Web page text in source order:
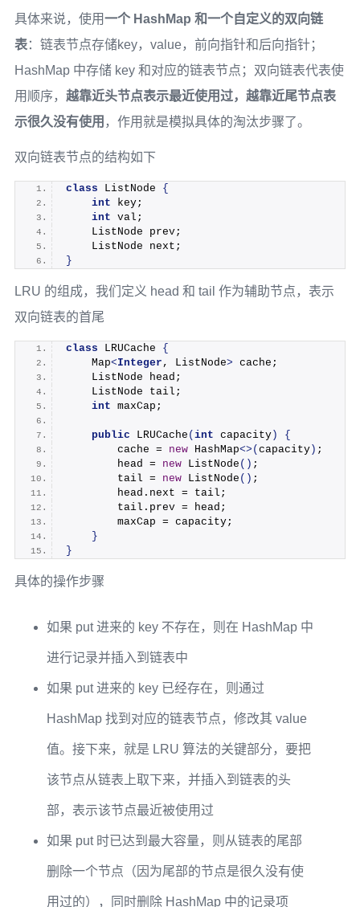
具体来说，使用一个 HashMap 和一个自定义的双向链
表：链表节点存储key，value，前向指针和后向指针；
HashMap 中存储 key 和对应的链表节点；双向链表代表使
用顺序， 越靠近头节点表示最近使用过，越靠近尾节点表
示很久没有使用 ，作用就是模拟具体的淘汰步骤了。
双向链表节点的结构如下
class ListNode {
int key;
int val;
    ListNode prev;
    ListNode next;
}
LRU 的组成，我们定义 head 和 tail 作为辅助节点，表示
双向链表的首尾
class LRUCache {
    Map
<Integer , ListNode> cache;
    ListNode head;
    ListNode tail;
int maxCap;
public LRUCache (int capacity)
{
        cache =
new HashMap<>(capacity) ;
        head =
new ListNode () ;
        tail =
new ListNode () ;
        head.
next = tail;
        tail.
prev = head;
        maxCap = capacity;
}
}
具体的操作步骤
如果 put 进来的 key 不存在，则在 HashMap 中
进行记录并插入到链表中
如果 put 进来的 key 已经存在，则通过
HashMap 找到对应的链表节点，修改其 value
值。接下来，就是 LRU 算法的关键部分，要把
该节点从链表上取下来，并插入到链表的头
部，表示该节点最近被使用过
如果 put 时已达到最大容量，则从链表的尾部
删除一个节点（因为尾部的节点是很久没有使
用过的），同时删除 HashMap 中的记录项